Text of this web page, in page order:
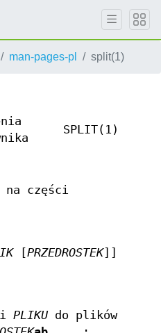
man-pages-pl split(1)
SPLIT(1)
części
[PRZEDROSTEK]]
PLIKUdo plików